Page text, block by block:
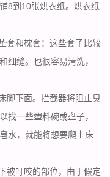
8到10张烘衣纸。烘衣纸
套和枕套：这些套子比较
细缝。也很容易清洗，
脚下面。拦截器将阻止臭
找一些塑料碗或盘子，
水，就能将想要爬上床
被叮咬的部位，由于假定